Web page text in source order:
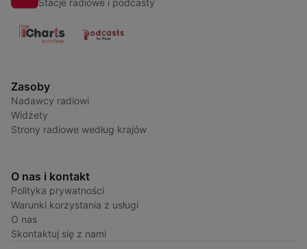
Stacje radiowe i podcasty
Zasoby
Nadawcy radiowi
Widżety
Strony radiowe według krajów
O nas i kontakt
Polityka prywatności
Warunki korzystania z usługi
O nas
Skontaktuj się z nami